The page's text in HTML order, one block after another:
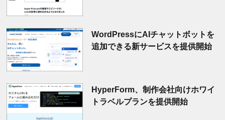
WordPressにAIチャットボットを
追加できる新サービスを提供開始
HyperForm、制作会社向けホワイ
トラベルプランを提供開始